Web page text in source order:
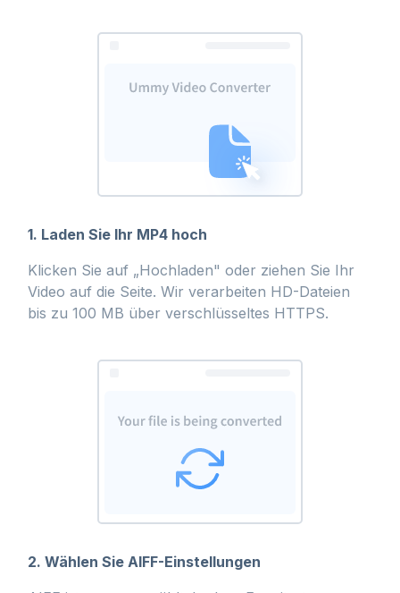
1. Laden Sie Ihr MP4 hoch
Klicken Sie auf „Hochladen" oder ziehen Sie Ihr
Video auf die Seite. Wir verarbeiten HD-Dateien
bis zu 100 MB über verschlüsseltes HTTPS.
2. Wählen Sie AIFF-Einstellungen